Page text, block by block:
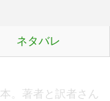
ネタバレ
。著者と訳者さん